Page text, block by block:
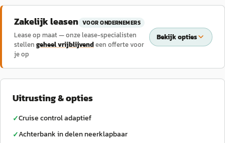
Zakelijk leasen VOOR ONDERNEMERS
Lease op maat — onze lease-specialisten
stellen geheel vrijblijvendeen offerte voor
je op
Bekijk opties
Uitrusting & opties
✓Cruise control adaptief
✓Achterbank in delen neerklapbaar